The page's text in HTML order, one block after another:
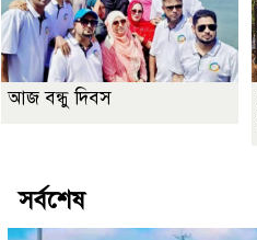
আজ বন্ধু দিবস
সর্বশেষ